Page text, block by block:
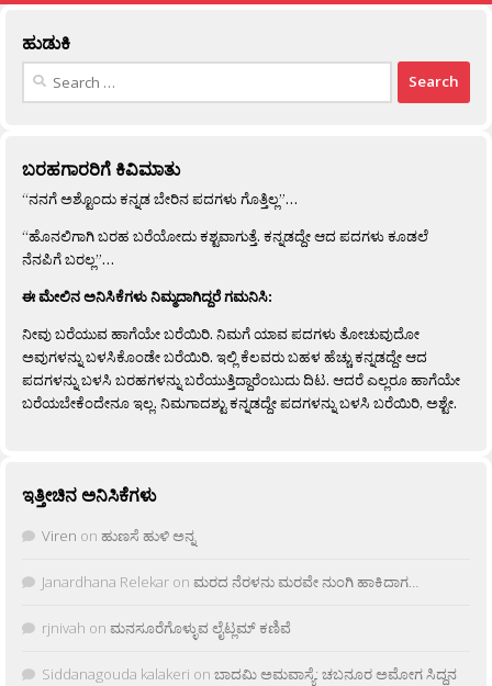
ಹುಡುಕಿ
Search
ಬರಹಗಾರರಿಗೆ ಕಿವಿಮಾತು
“ನನಗೆ ಅಶ್ಟೊಂದು ಕನ್ನಡ ಬೇರಿನ ಪದಗಳು ಗೊತ್ತಿಲ್ಲ”…
“ಹೊನಲಿಗಾಗಿ ಬರಹ ಬರೆಯೋದು ಕಶ್ಟವಾಗುತ್ತೆ. ಕನ್ನಡದ್ದೇ ಆದ ಪದಗಳು ಕೂಡಲೆ
ನೆನಪಿಗೆ ಬರಲ್ಲ”…
ಈ ಮೇಲಿನ ಅನಿಸಿಕೆಗಳು ನಿಮ್ಮದಾಗಿದ್ದರೆ ಗಮನಿಸಿ:
ನೀವು ಬರೆಯುವ ಹಾಗೆಯೇ ಬರೆಯಿರಿ. ನಿಮಗೆ ಯಾವ ಪದಗಳು ತೋಚುವುದೋ
ಅವುಗಳನ್ನು ಬಳಸಿಕೊಂಡೇ ಬರೆಯಿರಿ. ಇಲ್ಲಿ ಕೆಲವರು ಬಹಳ ಹೆಚ್ಚು ಕನ್ನಡದ್ದೇ ಆದ
ಪದಗಳನ್ನು ಬಳಸಿ ಬರಹಗಳನ್ನು ಬರೆಯುತ್ತಿದ್ದಾರೆಂಬುದು ದಿಟ. ಆದರೆ ಎಲ್ಲರೂ ಹಾಗೆಯೇ
ಬರೆಯಬೇಕೆಂದೇನೂ ಇಲ್ಲ. ನಿಮಗಾದಶ್ಟು ಕನ್ನಡದ್ದೇ ಪದಗಳನ್ನು ಬಳಸಿ ಬರೆಯಿರಿ, ಅಶ್ಟೇ.
ಇತ್ತೀಚಿನ ಅನಿಸಿಕೆಗಳು
Viren on ಹುಣಸೆ ಹುಳಿ ಅನ್ನ
Janardhana Relekar on ಮರದ ನೆರಳನು ಮರವೇ ನುಂಗಿ ಹಾಕಿದಾಗ…
rjnivah on ಮನಸೂರೆಗೊಳ್ಳುವ ಲೈಟ್ಲಮ್ ಕಣಿವೆ
Siddanagouda kalakeri on ಬಾದಮಿ ಅಮವಾಸ್ಯೆ: ಚಬನೂರ ಅಮೋಗ ಸಿದ್ದನ